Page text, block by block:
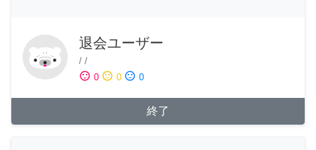
退会ユーザー
/ /
sentiment_satisfied 0 sentiment_neutral 0 sentiment_dissatisfied 0
終了